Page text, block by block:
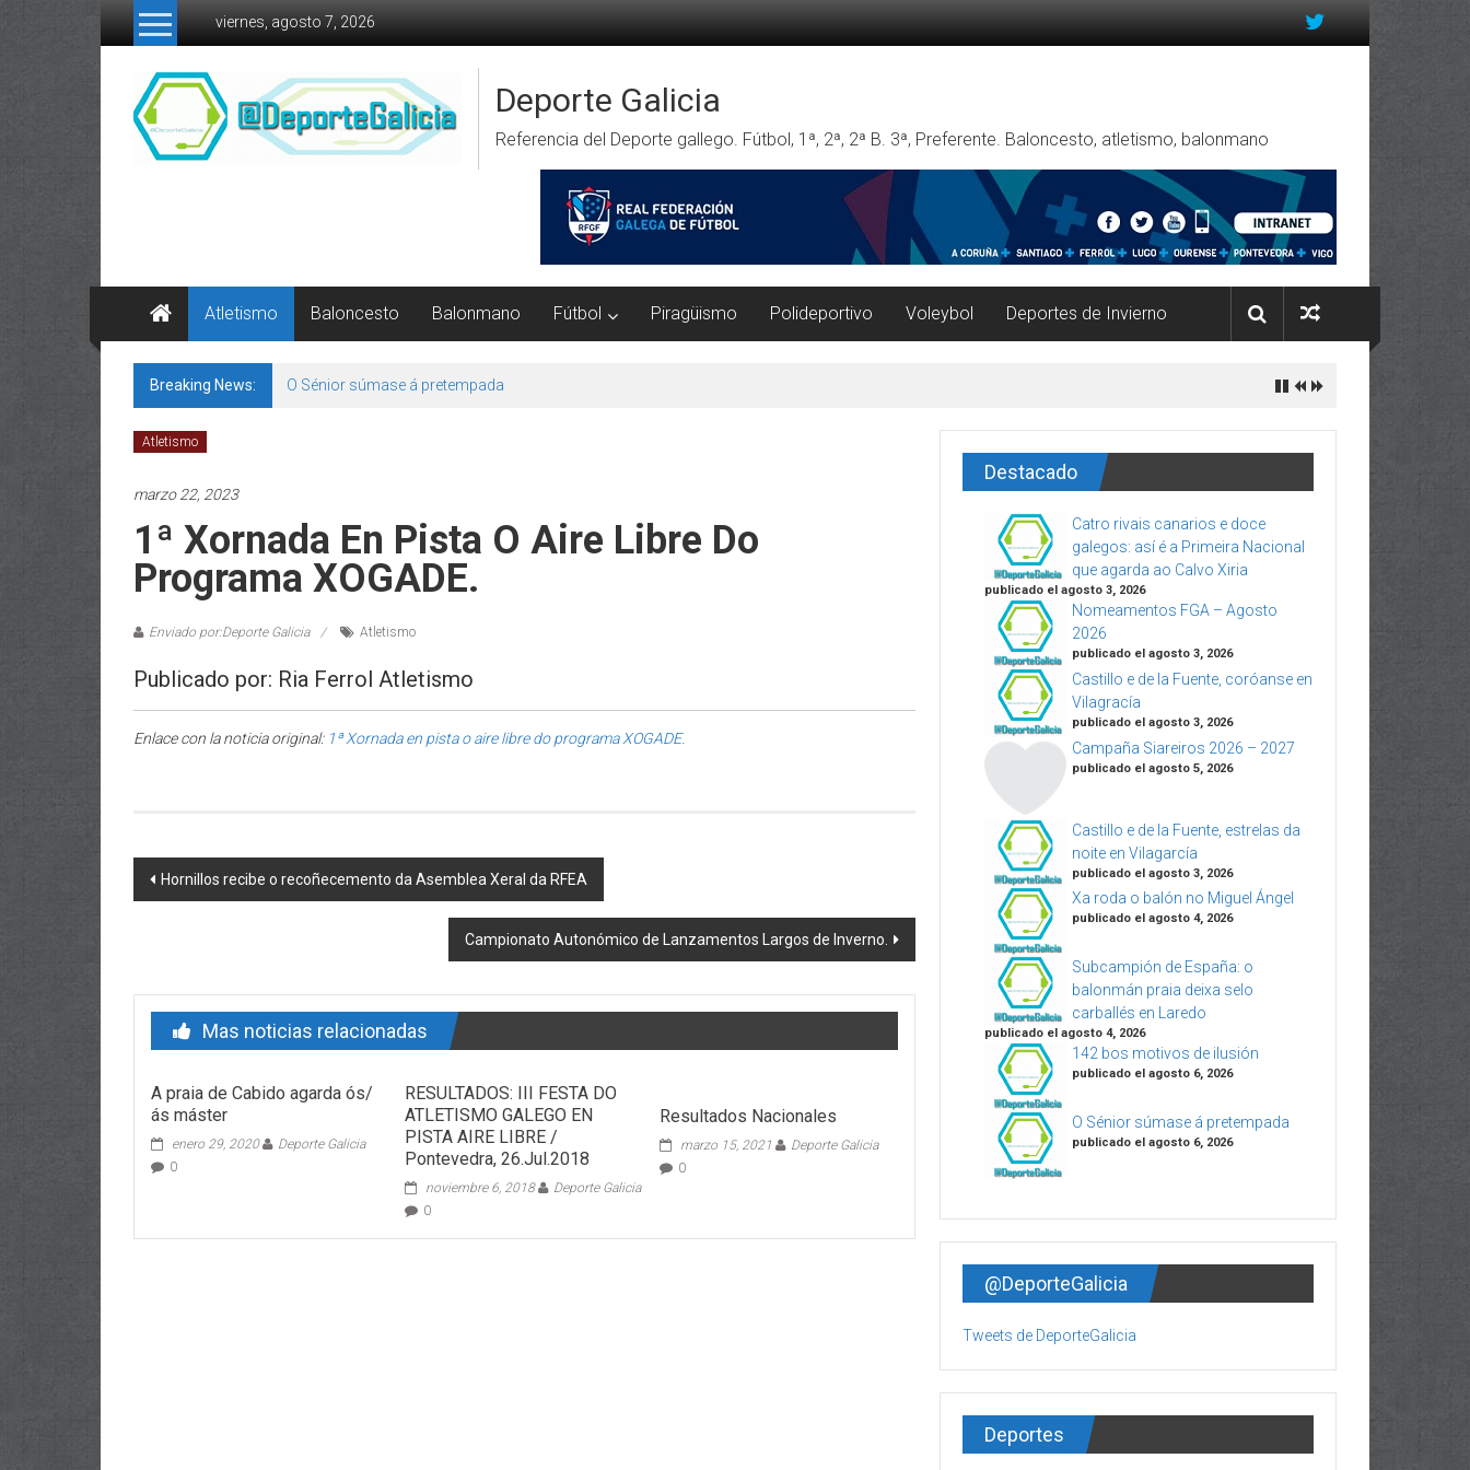
Skip to content
viernes, agosto 7, 2026
Deporte Galicia
Referencia del Deporte gallego. Fútbol, 1ª, 2ª, 2ª B. 3ª, Preferente. Baloncesto, atletismo, balonmano
Atletismo Baloncesto Balonmano Fútbol Piragüismo Polideportivo Voleybol Deportes de Invierno
Breaking News: O Sénior súmase á pretempada
Atletismo
marzo 22, 2023
1ª Xornada En Pista O Aire Libre Do
Programa XOGADE.
Enviado por:Deporte Galicia Atletismo
Publicado por: Ria Ferrol Atletismo
Enlace con la noticia original: 1ª Xornada en pista o aire libre do programa XOGADE.
Post navigation
Hornillos recibe o recoñecemento da Asemblea Xeral da RFEA
Campionato Autonómico de Lanzamentos Largos de Inverno.
Mas noticias relacionadas
A praia de Cabido agarda ós/
ás máster
enero 29, 2020
Deporte Galicia
0
RESULTADOS: III FESTA DO
ATLETISMO GALEGO EN
PISTA AIRE LIBRE /
Pontevedra, 26.Jul.2018
noviembre 6, 2018
Deporte Galicia
0
Resultados Nacionales
marzo 15, 2021
Deporte Galicia
0
Destacado
Catro rivais canarios e doce
galegos: así é a Primeira Nacional
que agarda ao Calvo Xiria
publicado el agosto 3, 2026
Nomeamentos FGA – Agosto
2026
publicado el agosto 3, 2026
Castillo e de la Fuente, coróanse en
Vilagracía
publicado el agosto 3, 2026
Campaña Siareiros 2026 – 2027
publicado el agosto 5, 2026
Castillo e de la Fuente, estrelas da
noite en Vilagarcía
publicado el agosto 3, 2026
Xa roda o balón no Miguel Ángel
publicado el agosto 4, 2026
Subcampión de España: o
balonmán praia deixa selo
carballés en Laredo
publicado el agosto 4, 2026
142 bos motivos de ilusión
publicado el agosto 6, 2026
O Sénior súmase á pretempada
publicado el agosto 6, 2026
@DeporteGalicia
Tweets de DeporteGalicia
Deportes